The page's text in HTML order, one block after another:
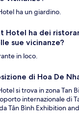
ha un giardino.
Hotel ha dei
sue vicinanze?
in loco.
di Hoa De
si trova in zona Tan
internazionale di
Tân Bình Exhibition